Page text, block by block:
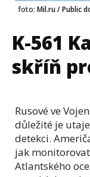
foto: Mil.ru / Public
K-561
skříň
Rusové ve
důležité je
detekci.
jak
Atlantského